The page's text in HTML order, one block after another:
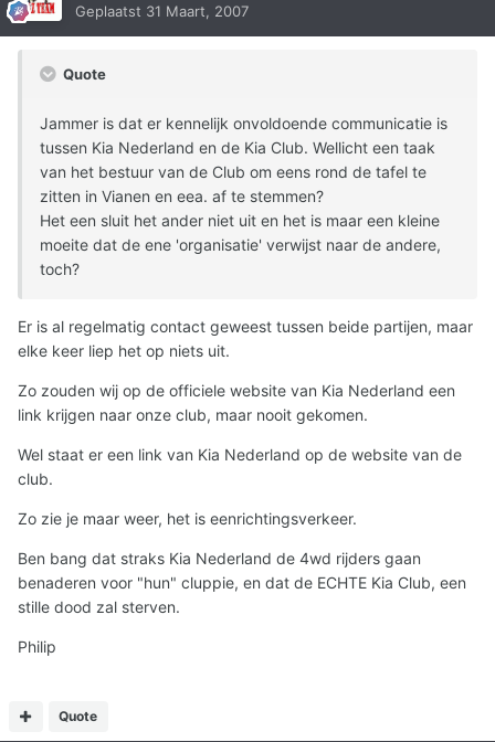
Geplaatst 31 Maart, 2007
Quote
Jammer is dat er kennelijk onvoldoende communicatie is
tussen Kia Nederland en de Kia Club. Wellicht een taak
van het bestuur van de Club om eens rond de tafel te
zitten in Vianen en eea. af te stemmen?
Het een sluit het ander niet uit en het is maar een kleine
moeite dat de ene 'organisatie' verwijst naar de andere,
toch?
Er is al regelmatig contact geweest tussen beide partijen, maar
elke keer liep het op niets uit.
Zo zouden wij op de officiele website van Kia Nederland een
link krijgen naar onze club, maar nooit gekomen.
Wel staat er een link van Kia Nederland op de website van de
club.
Zo zie je maar weer, het is eenrichtingsverkeer.
Ben bang dat straks Kia Nederland de 4wd rijders gaan
benaderen voor "hun" cluppie, en dat de ECHTE Kia Club, een
stille dood zal sterven.
Philip
Quote